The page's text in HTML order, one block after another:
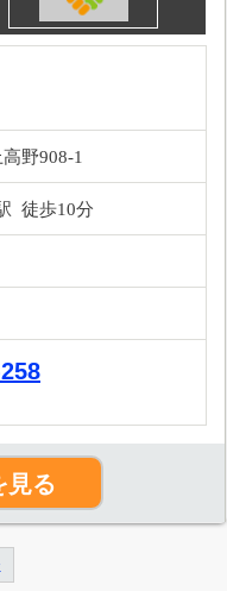
野908-1
徒歩10分
見る